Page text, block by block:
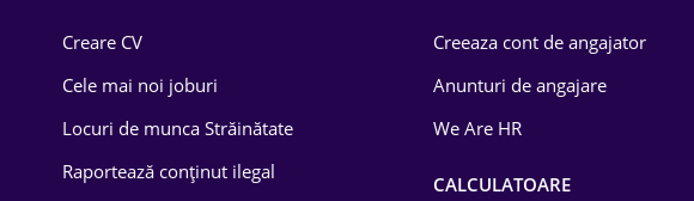
Drept
Educație / Training
Creare CV
Cele mai noi joburi
Locuri de munca Străinătate
Raportează conținut ilegal
Creeaza cont de angajator
Anunturi de angajare
We Are HR
CALCULATOARE